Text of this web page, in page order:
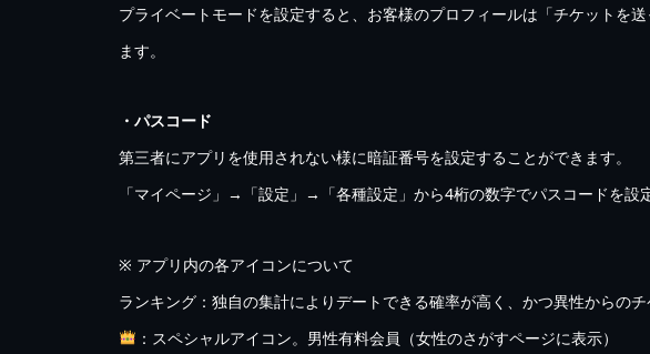
プライベートモードを設定すると、お客様のプロフィールは「チケットを
ます。
・パスコード
第三者にアプリを使用されない様に暗証番号を設定することができます。
「マイページ」→「設定」→「各種設定」から4桁の数字でパスコードを設
※ アプリ内の各アイコンについて
ランキング：独自の集計によりデートできる確率が高く、かつ異性からの
：スペシャルアイコン。男性有料会員（女性のさがすページに表示）